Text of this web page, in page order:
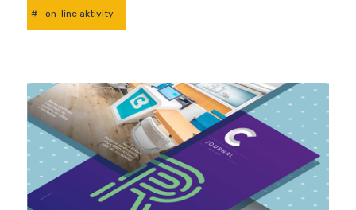
# on-line aktivity